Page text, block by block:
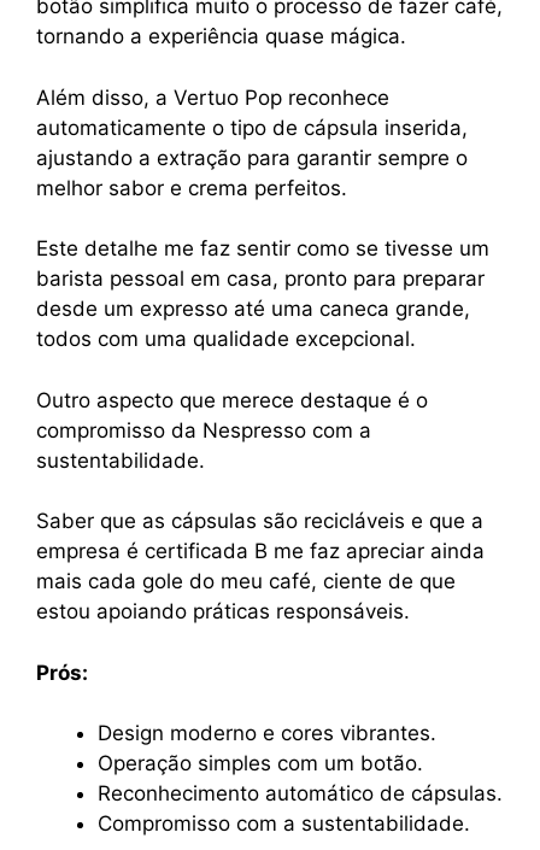
botão simplifica muito o processo de fazer café,
tornando a experiência quase mágica.
Além disso, a Vertuo Pop reconhece
automaticamente o tipo de cápsula inserida,
ajustando a extração para garantir sempre o
melhor sabor e crema perfeitos.
Este detalhe me faz sentir como se tivesse um
barista pessoal em casa, pronto para preparar
desde um expresso até uma caneca grande,
todos com uma qualidade excepcional.
Outro aspecto que merece destaque é o
compromisso da Nespresso com a
sustentabilidade.
Saber que as cápsulas são recicláveis e que a
empresa é certificada B me faz apreciar ainda
mais cada gole do meu café, ciente de que
estou apoiando práticas responsáveis.
Prós:
Design moderno e cores vibrantes.
Operação simples com um botão.
Reconhecimento automático de cápsulas.
Compromisso com a sustentabilidade.